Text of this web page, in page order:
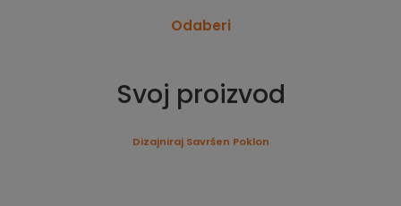
Odaberi
Svoj proizvod
Dizajniraj Savršen Poklon